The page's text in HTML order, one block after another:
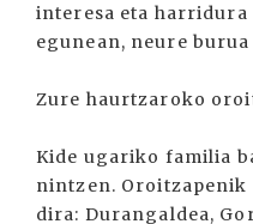
interesa eta
egunean, neure
Zure haurtzaroko
Kide ugariko familia
nintzen.
dira: Durangaldea,